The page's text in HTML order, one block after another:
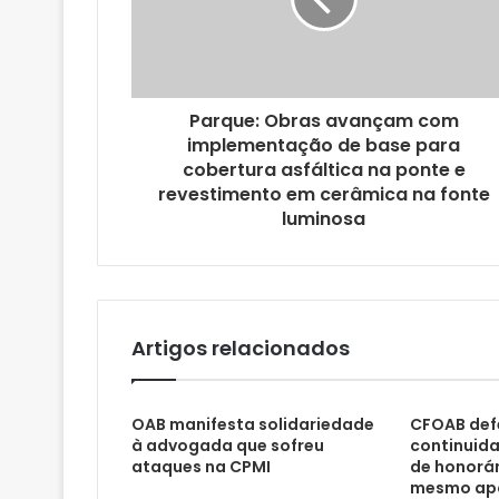
o
l
Parque: Obras avançam com
implementação de base para
cobertura asfáltica na ponte e
revestimento em cerâmica na fonte
luminosa
Artigos relacionados
OAB manifesta solidariedade
à advogada que sofreu
ataques na CPMI
CFOAB
de
mesmo